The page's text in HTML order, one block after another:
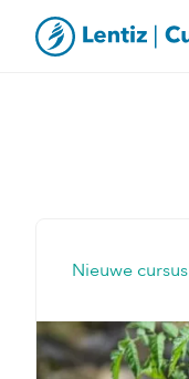
Nieuwe cursus